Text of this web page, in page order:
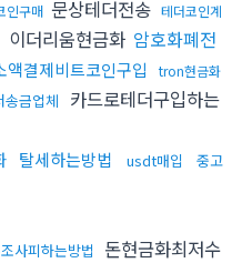
인구매 문상테더전송 테더코인계
이더리움현금화 암호화폐전
액결제비트코인구입 tron현금화
송금업체
카드로테더구입하는
탈세하는방법 usdt매입
중고
사피하는방법
돈현금화최저수